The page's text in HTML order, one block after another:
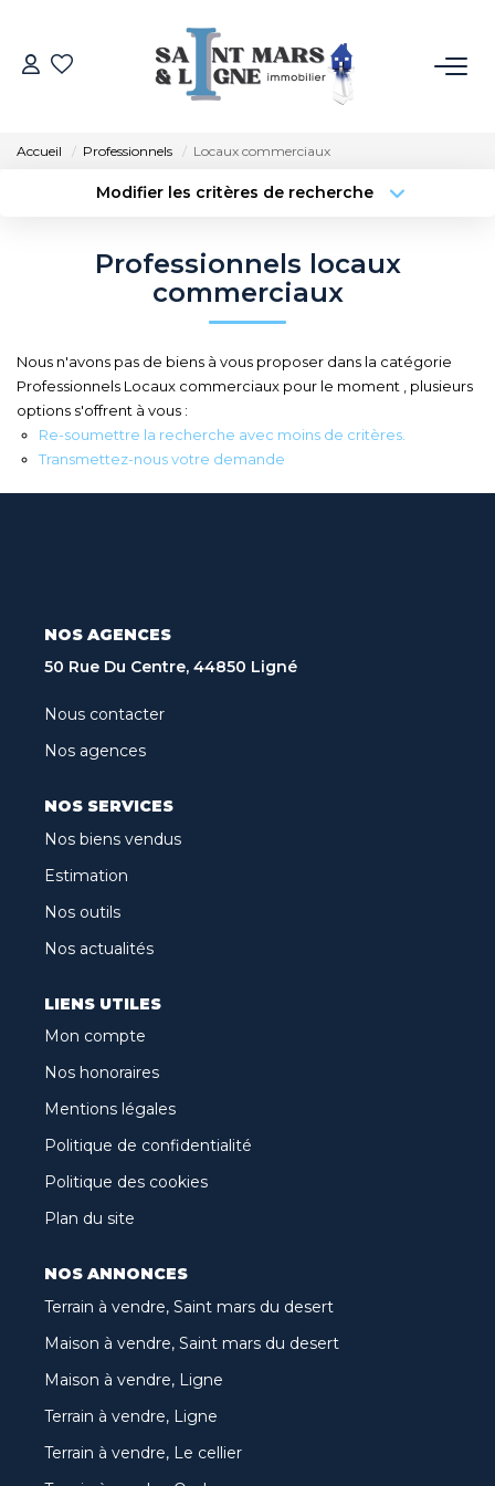
NOS MÉTIERS
NOS AGENCES
Qui Sommes-Nous
Notre Équipe
Accueil Professionnels Locaux commerciaux
Modifier les critères de recherche
Sélectionnez...
Type de bien
Surface min
Créer une alerte
Professionnels locaux
commerciaux
Nous n'avons pas de biens à vous proposer dans la catégorie
Professionnels Locaux commerciaux pour le moment , plusieurs
options s'offrent à vous :
Re-soumettre la recherche avec moins de critères.
Transmettez-nous votre demande
NOS AGENCES
50 Rue Du Centre, 44850 Ligné
Nous contacter
Nos agences
NOS SERVICES
Nos biens vendus
Estimation
Nos outils
Nos actualités
LIENS UTILES
Mon compte
Nos honoraires
Mentions légales
Politique de confidentialité
Politique des cookies
Plan du site
NOS ANNONCES
Terrain à vendre, Saint mars du desert
Maison à vendre, Saint mars du desert
Maison à vendre, Ligne
Terrain à vendre, Ligne
Terrain à vendre, Le cellier